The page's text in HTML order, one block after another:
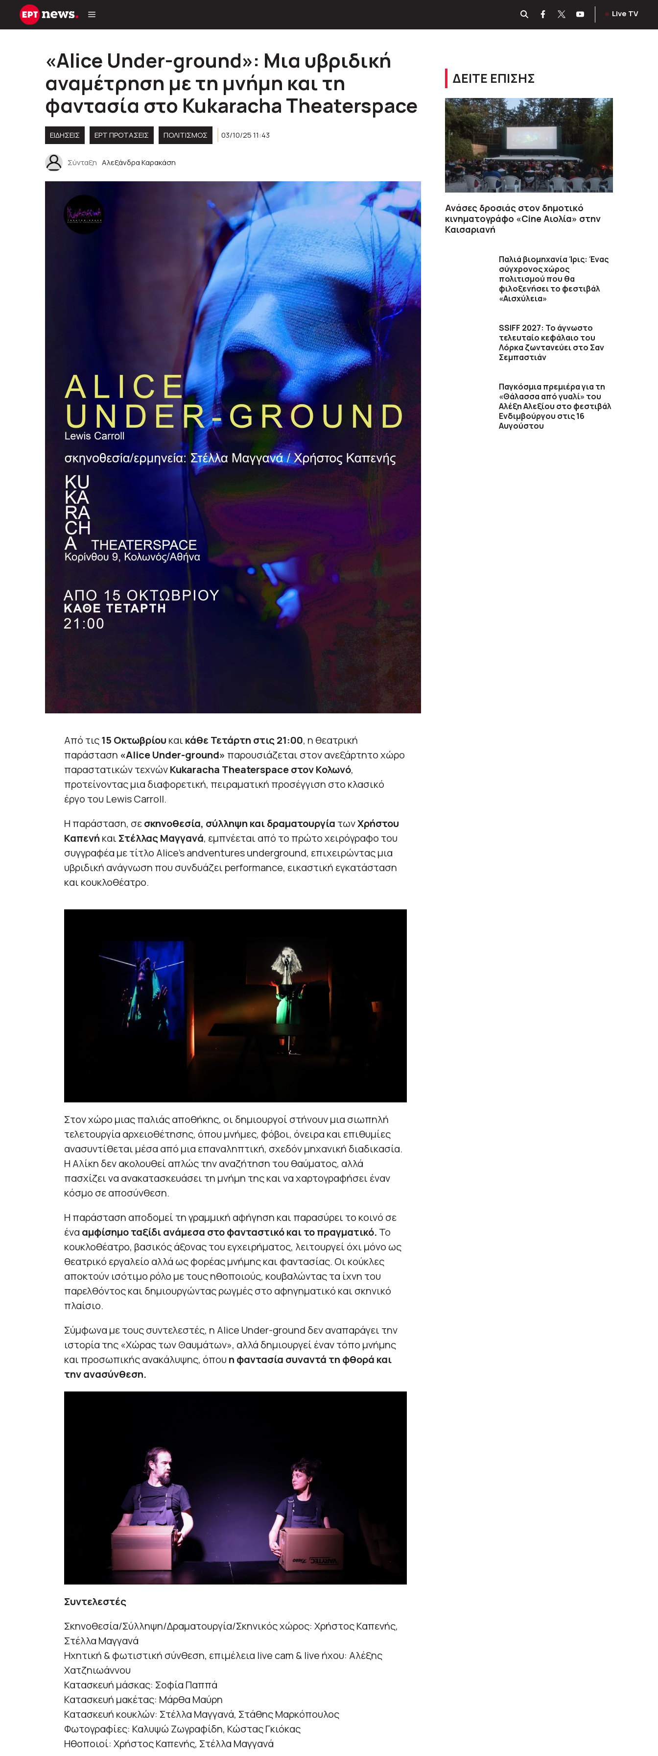
Μετάβαση
Live TV
«Alice Under-ground»: Μια υβριδική
αναμέτρηση με τη μνήμη και τη
φαντασία στο Kukaracha Theaterspace
ΕΙΔΗΣΕΙΣ ΕΡΤ ΠΡΟΤΑΣΕΙΣ ΠΟΛΙΤΙΣΜΟΣ 03/10/25 11:43
Σύνταξη Αλεξάνδρα Καρακάση
Από τις15 Οκτωβρίου και κάθε Τετάρτη στις 21:00, η θεατρική
παράσταση «Alice Under-ground» παρουσιάζεται στον ανεξάρτητο χώρο
παραστατικών τεχνώνKukaracha Theaterspace στον Κολωνό,
προτείνοντας μια διαφορετική, πειραματική προσέγγιση στο κλασικό
έργο του Lewis Carroll.
Η παράσταση, σεσκηνοθεσία, σύλληψη και δραματουργία τωνΧρήστου
Καπενή και Στέλλας Μαγγανά, εμπνέεται από το πρώτο χειρόγραφο του
συγγραφέα με τίτλο Alice’s andventures underground, επιχειρώντας μια
υβριδική ανάγνωση που συνδυάζει performance, εικαστική εγκατάσταση
και κουκλοθέατρο.
Στον χώρο μιας παλιάς αποθήκης, οι δημιουργοί στήνουν μια σιωπηλή
τελετουργία αρχειοθέτησης, όπου μνήμες, φόβοι, όνειρα και επιθυμίες
ανασυντίθεται μέσα από μια επαναληπτική, σχεδόν μηχανική διαδικασία.
Η Αλίκη δεν ακολουθεί απλώς την αναζήτηση του θαύματος, αλλά
πασχίζει να ανακατασκευάσει τη μνήμη της και να χαρτογραφήσει έναν
κόσμο σε αποσύνθεση.
Η παράσταση αποδομεί τη γραμμική αφήγηση και παρασύρει το κοινό σε
ένα αμφίσημο ταξίδι ανάμεσα στο φανταστικό και το πραγματικό. Το
κουκλοθέατρο, βασικός άξονας του εγχειρήματος, λειτουργεί όχι μόνο ως
θεατρικό εργαλείο αλλά ως φορέας μνήμης και φαντασίας. Οι κούκλες
αποκτούν ισότιμο ρόλο με τους ηθοποιούς, κουβαλώντας τα ίχνη του
παρελθόντος και δημιουργώντας ρωγμές στο αφηγηματικό και σκηνικό
πλαίσιο.
Σύμφωνα με τους συντελεστές, η Alice Under-ground δεν αναπαράγει την
ιστορία της «Χώρας των Θαυμάτων», αλλά δημιουργεί έναν τόπο μνήμης
και προσωπικής ανακάλυψης, όπου η φαντασία συναντά τη φθορά και
την ανασύνθεση.
Συντελεστές
Σκηνοθεσία/Σύλληψη/Δραματουργία/Σκηνικός χώρος: Χρήστος Καπενής,
Στέλλα Μαγγανά
Ηχητική & φωτιστική σύνθεση, επιμέλεια live cam & live ήχου: Αλέξης
Χατζηιωάννου
Κατασκευή μάσκας: Σοφία Παππά
Κατασκευή μακέτας: Μάρθα Μαύρη
Κατασκευή κουκλών: Στέλλα Μαγγανά, Στάθης Μαρκόπουλος
Φωτογραφίες: Καλυψώ Ζωγραφίδη, Κώστας Γκιόκας
Ηθοποιοί: Χρήστος Καπενής, Στέλλα Μαγγανά
ΔΕΙΤΕ ΕΠΙΣΗΣ
Ανάσες δροσιάς στον δημοτικό
κινηματογράφο «Cine Αιολία» στην
Καισαριανή
Παλιά βιομηχανία Ίρις: Ένας
σύγχρονος χώρος
πολιτισμού που θα
φιλοξενήσει το φεστιβάλ
«Αισχύλεια»
SSIFF 2027: Το άγνωστο
τελευταίο κεφάλαιο του
Λόρκα ζωντανεύει στο Σαν
Σεμπαστιάν
Παγκόσμια πρεμιέρα για τη
«Θάλασσα από γυαλί» του
Αλέξη Αλεξίου στο φεστιβάλ
Ενδιμβούργου στις 16
Αυγούστου